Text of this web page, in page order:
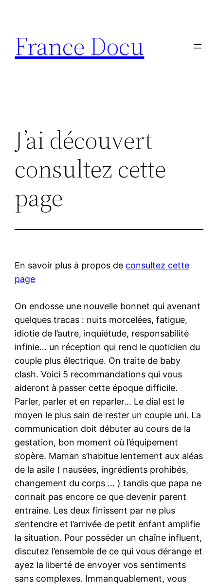
contenu
France Docu
J’ai découvert
consultez cette
page
En savoir plus à propos de consultez cette
page
On endosse une nouvelle bonnet qui avenant
quelques tracas : nuits morcelées, fatigue,
idiotie de l’autre, inquiétude, responsabilité
infinie… un réception qui rend le quotidien du
couple plus électrique. On traite de baby
clash. Voici 5 recommandations qui vous
aideront à passer cette époque difficile.
Parler, parler et en reparler… Le dial est le
moyen le plus sain de rester un couple uni. La
communication doit débuter au cours de la
gestation, bon moment où l’équipement
s’opère. Maman s’habitue lentement aux aléas
de la asile ( nausées, ingrédients prohibés,
changement du corps … ) tandis que papa ne
connait pas encore ce que devenir parent
entraine. Les deux finissent par ne plus
s’entendre et l’arrivée de petit enfant amplifie
la situation. Pour posséder un chaîne influent,
discutez l’ensemble de ce qui vous dérange et
ayez la liberté de envoyer vos sentiments
sans complexes. Immanquablement, vous